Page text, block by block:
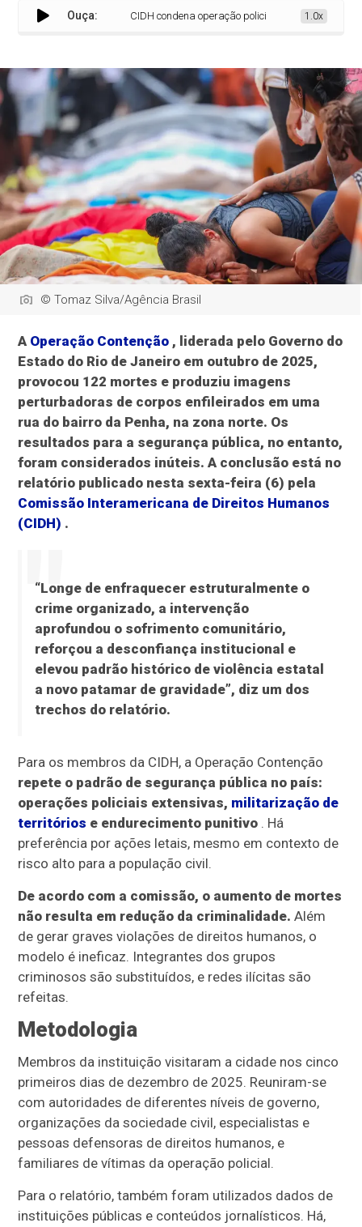
Ouça: CIDH condena operação policial que deixou mais de
1.0x
© Tomaz Silva/Agência Brasil
A Operação Contenção , liderada pelo Governo do
Estado do Rio de Janeiro em outubro de 2025,
provocou 122 mortes e produziu imagens
perturbadoras de corpos enfileirados em uma
rua do bairro da Penha, na zona norte. Os
resultados para a segurança pública, no entanto,
foram considerados inúteis. A conclusão está no
relatório publicado nesta sexta-feira (6) pela
Comissão Interamericana de Direitos Humanos
(CIDH) .
“Longe de enfraquecer estruturalmente o
crime organizado, a intervenção
aprofundou o sofrimento comunitário,
reforçou a desconfiança institucional e
elevou padrão histórico de violência estatal
a novo patamar de gravidade”, diz um dos
trechos do relatório.
Para os membros da CIDH, a Operação Contenção
repete o padrão de segurança pública no país:
operações policiais extensivas, militarização de
territórios e endurecimento punitivo . Há
preferência por ações letais, mesmo em contexto de
risco alto para a população civil.
De acordo com a comissão, o aumento de mortes
não resulta em redução da criminalidade. Além
de gerar graves violações de direitos humanos, o
modelo é ineficaz. Integrantes dos grupos
criminosos são substituídos, e redes ilícitas são
refeitas.
Metodologia
Membros da instituição visitaram a cidade nos cinco
primeiros dias de dezembro de 2025. Reuniram-se
com autoridades de diferentes níveis de governo,
organizações da sociedade civil, especialistas e
pessoas defensoras de direitos humanos, e
familiares de vítimas da operação policial.
Para o relatório, também foram utilizados dados de
instituições públicas e conteúdos jornalísticos. Há,